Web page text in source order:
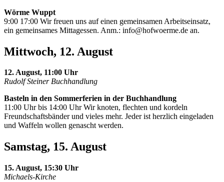
Wörme Wuppt
9:00 17:00 Wir freuen uns auf einen gemeinsamen Arbeitseinsatz,
ein gemeinsames Mittagessen. Anm.: info@hofwoerme.de an.
Mittwoch, 12. August
12. August, 11:00 Uhr
Rudolf Steiner Buchhandlung
Basteln in den Sommerferien in der Buchhandlung
11:00 Uhr bis 14:00 Uhr Wir knoten, flechten und kordeln
Freundschaftsbänder und vieles mehr. Jeder ist herzlich eingeladen
und Waffeln wollen genascht werden.
Samstag, 15. August
15. August, 15:30 Uhr
Michaels-Kirche